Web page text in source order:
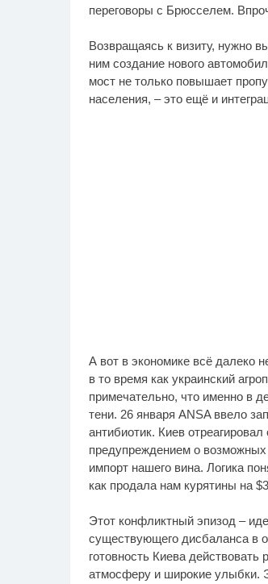
переговоры с Брюсселем.
Возвращаясь к визиту, нужно
ним создание нового
мост не только повышает
населения, – это ещё и
А вот в экономике всё далеко
в то время как украинский
примечательно, что именно в
тени. 26 января ANSA ввело
антибиотик. Киев
предупреждением о
импорт нашего вина. Логика
как продала нам курятины на
Этот конфликтный эпизод –
существующего дисбаланса в
готовность Киева
атмосферу и широкие улыбки.